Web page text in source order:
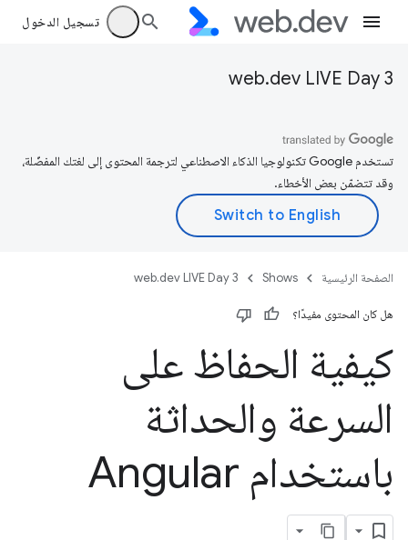
تسجيل الدخول
web.dev LIVE Day 3
تستخدم Google تكنولوجيا الذكاء الاصطناعي لترجمة المحتوى إلى لغتك المفضّلة،
وقد تتضمّن بعض الأخطاء.
الصفحة الرئيسية Shows
web.dev LIVE Day 3
هل كان المحتوى مفيدًا؟
كيفية الحفاظ على
السرعة والحداثة
باستخدام Angular